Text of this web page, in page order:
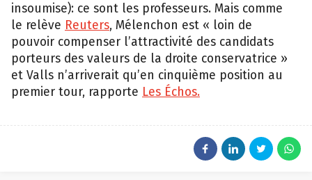
insoumise): ce sont les professeurs. Mais comme
le relève Reuters, Mélenchon est « loin de
pouvoir compenser l’attractivité des candidats
porteurs des valeurs de la droite conservatrice »
et Valls n’arriverait qu’en cinquième position au
premier tour, rapporte Les Échos.